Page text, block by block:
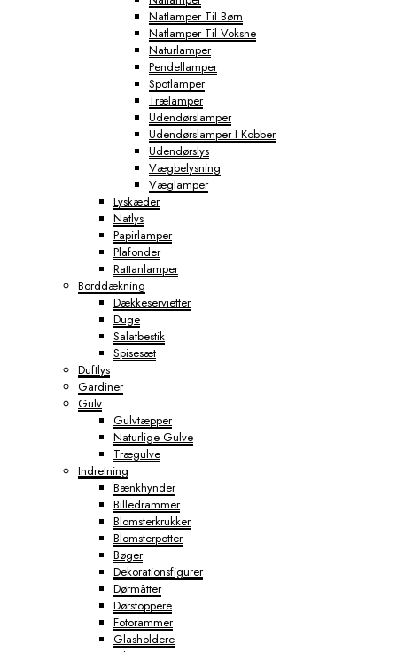
Natlamper Til Børn
Natlamper Til Voksne
Naturlamper
Pendellamper
Spotlamper
Trælamper
Udendørslamper
Udendørslamper I Kobber
Udendørslys
Vægbelysning
Væglamper
Lyskæder
Natlys
Papirlamper
Plafonder
Rattanlamper
Borddækning
Dækkeservietter
Duge
Salatbestik
Spisesæt
Duftlys
Gardiner
Gulv
Gulvtæpper
Naturlige Gulve
Trægulve
Indretning
Bænkhynder
Billedrammer
Blomsterkrukker
Blomsterpotter
Bøger
Dekorationsfigurer
Dørmåtter
Dørstoppere
Fotorammer
Glasholdere